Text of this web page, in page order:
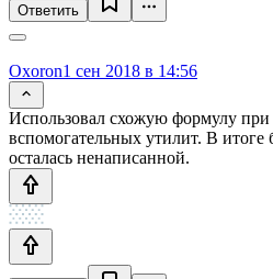
Ответить
Oxoron1 сен 2018 в 14:56
Использовал схожую формулу
вспомогательных утилит. В итоге
осталась ненаписанной.